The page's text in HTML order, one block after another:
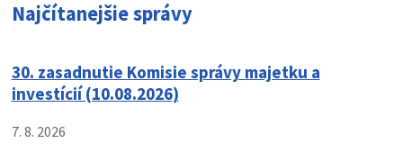
Najčítanejšie správy
30. zasadnutie Komisie správy majetku a
investícií (10.08.2026)
7. 8. 2026